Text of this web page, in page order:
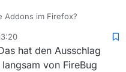
VM (build 20.65-b04-
FireFox und dem Forum zu
Safari komme ich ja
hin. Sonst könnte ich
der allerersten Anfrage :(
Addons im Firefox?
-> Entwicklerwerkzeuge -
hier Fehler die
was nicht läuft.
hat den Ausschlag
von FireBug